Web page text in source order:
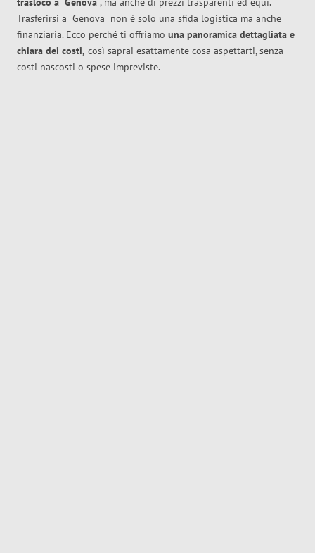
Trasferirsi a Genova non è solo una sfida logistica ma anche
finanziaria. Ecco perché ti offriamo una panoramica dettagliata e
chiara dei costi, così saprai esattamente cosa aspettarti, senza
costi nascosti o spese impreviste.